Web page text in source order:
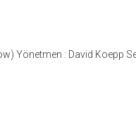
Yönetmen : David Koepp